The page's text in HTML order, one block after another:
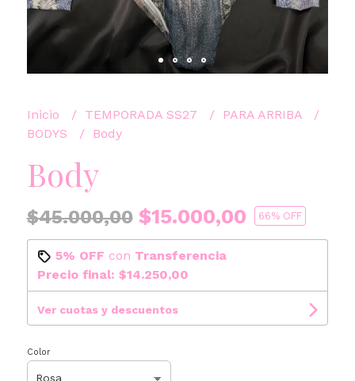
Inicio TEMPORADA SS27
PARA ARRIBA
BODYS
Body
Body
$45.000,00$15.000,00 66% OFF
5% OFF con Transferencia
Precio final: $14.250,00
Ver cuotas y descuentos
Color